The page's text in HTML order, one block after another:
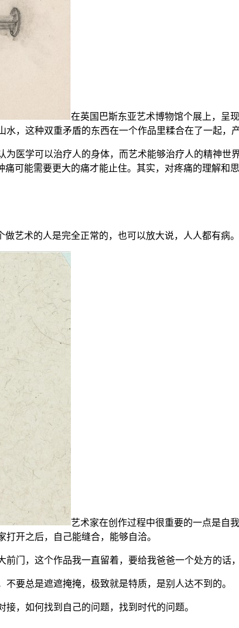
在英国巴斯东亚艺术博物馆个展上，呈
，这种双重矛盾的东西在一个作品里糅合在了一起，
医学可以治疗人的身体，而艺术能够治疗人的精神世
可能需要更大的痛才能止住。其实，对疼痛的理解和
艺术的人是完全正常的，也可以放大说，人人都有病。
艺术家在创作过程中很重要的一点是自
开之后，自己能缝合，能够自洽。
门，这个作品我一直留着，要给我爸爸一个处方的话
要总是遮遮掩掩，极致就是特质，是别人达不到的。
，如何找到自己的问题，找到时代的问题。